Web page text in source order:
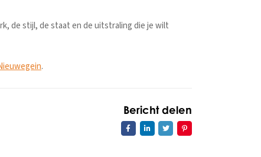
de stijl, de staat en de uitstraling die je wilt
.
Bericht delen